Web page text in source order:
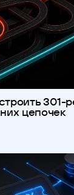
301-
цепочек